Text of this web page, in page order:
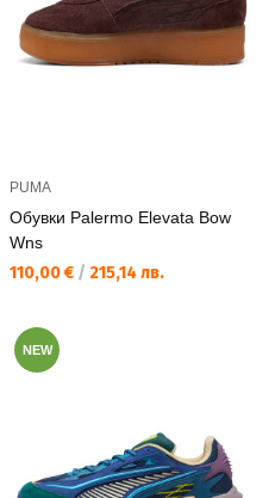
PUMA
Обувки Palermo Elevata Bow
Wns
Текуща цена:
110,00 € / 215,14 лв.
NEW